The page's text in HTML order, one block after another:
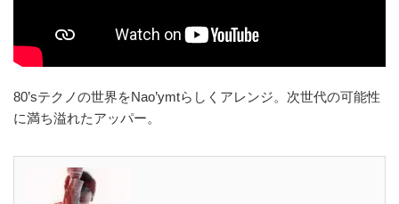
80’sテクノの世界をNao’ymtらしくアレンジ。次世代の可能性
に満ち溢れたアッパー。